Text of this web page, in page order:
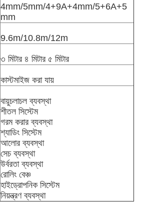
4mm/5mm/4+9A+4mm/5+6A+5
mm
9.6m/10.8m/12m
৩ মিটার ৪ মিটার ৫ মিটার
কাস্টমাইজ করা যায়
বায়ুচলাচল ব্যবস্থা
শীতল সিস্টেম
গরম করার ব্যবস্থা
শ্যাডিং সিস্টেম
আলোর ব্যবস্থা
সেচ ব্যবস্থা
উর্বরতা ব্যবস্থা
রোলিং বেঞ্চ
হাইড্রোপনিক সিস্টেম
নিয়ন্ত্রণ ব্যবস্থা